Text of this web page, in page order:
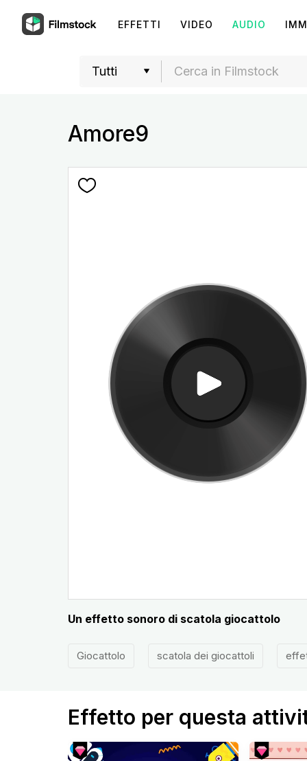
EFFETTI VIDEO AUDIO
Amore9
Un effetto sonoro di scatola giocattolo
Giocattolo scatola dei giocattoli
Effetto per questa